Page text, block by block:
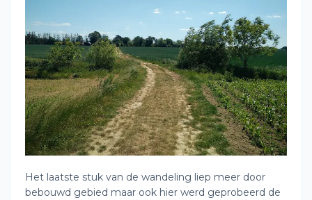
Het laatste stuk van de wandeling liep meer door
bebouwd gebied maar ook hier werd geprobeerd de